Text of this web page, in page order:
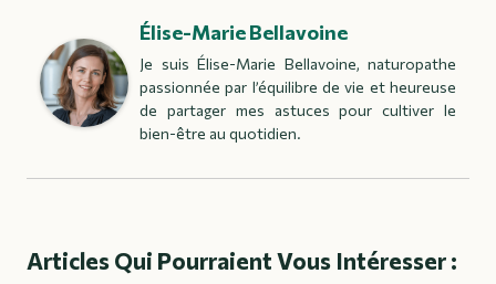
Élise-Marie Bellavoine
Je suis Élise-Marie Bellavoine, naturopathe
passionnée par l’équilibre de vie et heureuse
de partager mes astuces pour cultiver le
bien-être au quotidien.
Articles Qui Pourraient Vous Intéresser :